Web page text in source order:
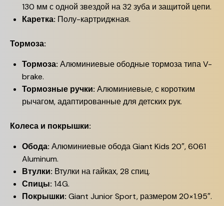
130 мм с одной звездой на 32 зуба и защитой цепи.
Каретка: Полу-картриджная.
Тормоза:
Тормоза: Алюминиевые ободные тормоза типа V-
brake.
Тормозные ручки: Алюминиевые, с коротким
рычагом, адаптированные для детских рук.
Колеса и покрышки:
Обода: Алюминиевые обода Giant Kids 20″, 6061
Aluminum.
Втулки: Втулки на гайках, 28 спиц.
Спицы: 14G.
Покрышки: Giant Junior Sport, размером 20×1.95″.